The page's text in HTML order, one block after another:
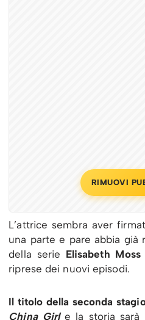
RIMUOVI
L’attrice sembra aver
una parte e pare abbia già
della serie Elisabeth Moss
riprese dei nuovi episodi.
Il titolo della seconda
China Girle la storia sarà